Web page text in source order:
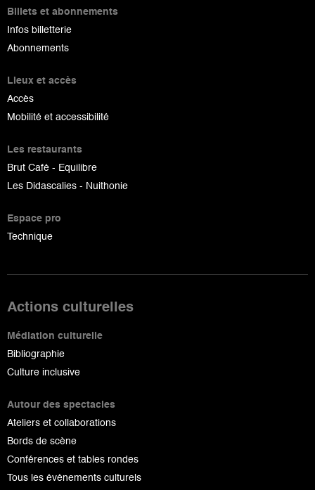
Billets et abonnements
Infos billetterie
Abonnements
Lieux et accès
Accès
Mobilité et accessibilité
Les restaurants
Brut Café - Equilibre
Les Didascalies - Nuithonie
Espace pro
Technique
Actions culturelles
Médiation culturelle
Bibliographie
Culture inclusive
Autour des spectacles
Ateliers et collaborations
Bords de scène
Conférences et tables rondes
Tous les événements culturels